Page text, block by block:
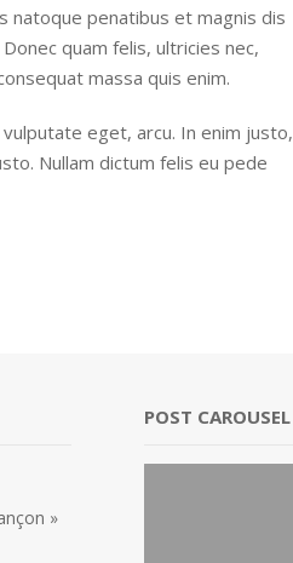
natoque penatibus et magnis dis
quam felis, ultricies nec,
massa quis enim.
eget, arcu. In enim justo,
Nullam dictum felis eu pede
»
POST CAROUSEL